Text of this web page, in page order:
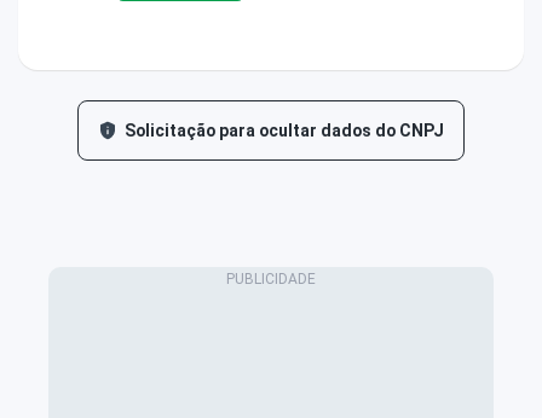
Solicitação para ocultar dados do CNPJ